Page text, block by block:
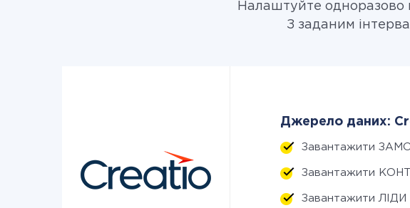
Налаштуйте одноразово
З заданим
Джерело даних:
Завантажити
Завантажити
Завантажити ЛІДИ